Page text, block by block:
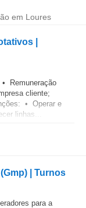
em Loures
|
Remuneração
cliente;
• Operar e
linhas...
| Turnos
para a